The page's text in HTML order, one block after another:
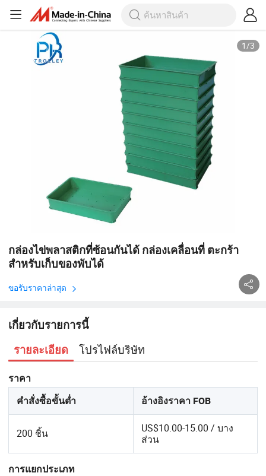
1/3
กล่องไข่พลาสติกที่ซ้อนกันได้ กล่องเคลื่อนที่ ตะกร้า
สำหรับเก็บของพับได้
ขอรับราคาล่าสุด
เกี่ยวกับรายการนี้
รายละเอียด โปรไฟล์บริษัท
ราคา
คำสั่งซื้อขั้นต่ำ อ้างอิงราคา FOB
200 ชิ้น
US$10.00-15.00 / บาง
ส่วน
การแยกประเภท